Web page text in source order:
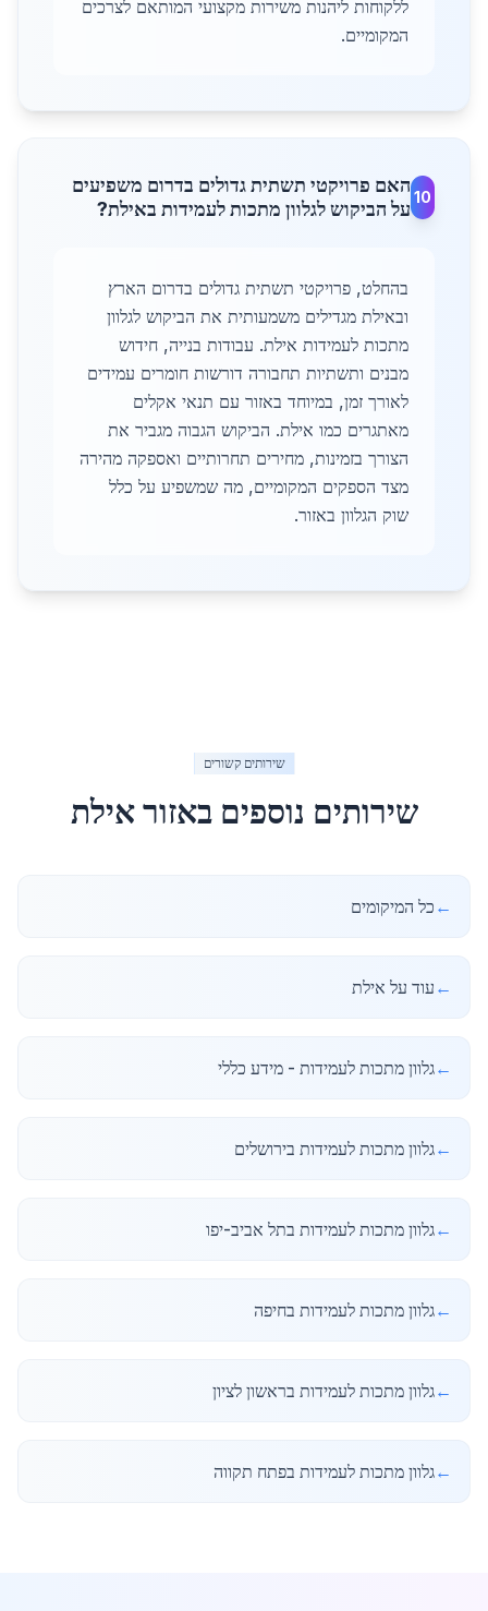
ללקוחות ליהנות משירות מקצועי המותאם לצרכים
המקומיים.
10
האם פרויקטי תשתית גדולים בדרום משפיעים
על הביקוש לגלוון מתכות לעמידות באילת?
בהחלט, פרויקטי תשתית גדולים בדרום הארץ
ובאילת מגדילים משמעותית את הביקוש לגלוון
מתכות לעמידות אילת. עבודות בנייה, חידוש
מבנים ותשתיות תחבורה דורשות חומרים עמידים
לאורך זמן, במיוחד באזור עם תנאי אקלים
מאתגרים כמו אילת. הביקוש הגבוה מגביר את
הצורך בזמינות, מחירים תחרותיים ואספקה מהירה
מצד הספקים המקומיים, מה שמשפיע על כלל
שוק הגלוון באזור.
שירותים קשורים
שירותים נוספים באזוראילת
← כל המיקומים
← עוד על אילת
←גלוון מתכות לעמידות - מידע כללי
←גלוון מתכות לעמידות בירושלים
←גלוון מתכות לעמידות בתל אביב-יפו
←גלוון מתכות לעמידות בחיפה
←גלוון מתכות לעמידות בראשון לציון
←גלוון מתכות לעמידות בפתח תקווה